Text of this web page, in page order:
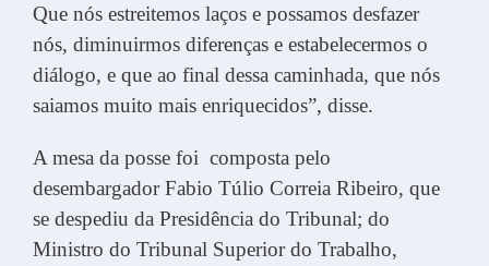
Que nós estreitemos laços e possamos desfazer
nós, diminuirmos diferenças e estabelecermos o
diálogo, e que ao final dessa caminhada, que nós
saiamos muito mais enriquecidos”, disse.
A mesa da posse foi composta pelo
desembargador Fabio Túlio Correia Ribeiro, que
se despediu da Presidência do Tribunal; do
Ministro do Tribunal Superior do Trabalho,